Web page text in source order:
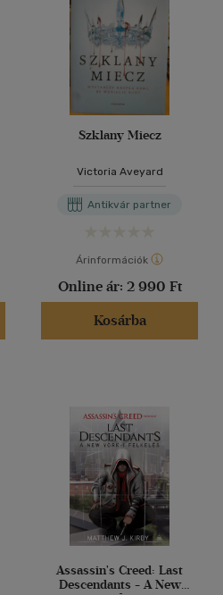
Szklany Miecz
Victoria Aveyard
Antikvár partner
Árinformációk
Online ár: 2 990 Ft
Kosárba
Assassin's Creed: Last
Descendants - A New